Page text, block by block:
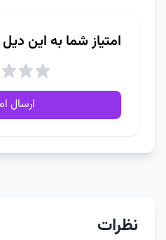
امتیاز شما به این دیل
ارسال
نظرات